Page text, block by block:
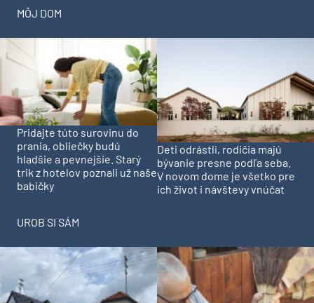
MÔJ DOM
Pridajte túto surovinu do
prania, obliečky budú
hladšie a pevnejšie. Starý
trik z hotelov poznali už naše
babičky
Deti odrástli, rodičia majú
bývanie presne podľa seba.
V novom dome je všetko pre
ich život i návštevy vnúčat
UROB SI SÁM